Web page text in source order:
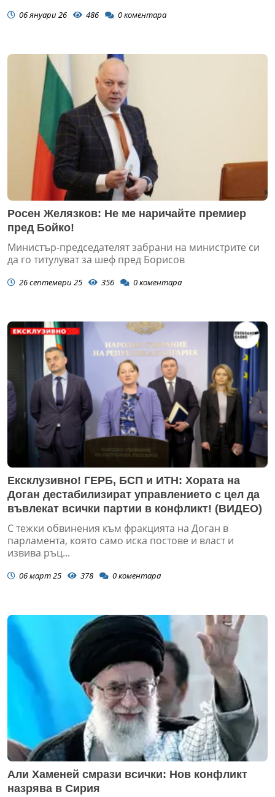
06 януари 26 486 0коментара
Росен Желязков: Не ме наричайте премиер
пред Бойко!
Министър-председателят забрани на министрите си
да го титулуват за шеф пред Борисов
26 септември 25 356 0коментара
Ексклузивно! ГЕРБ, БСП и ИТН: Хората на
Доган дестабилизират управлението с цел да
въвлекат всички партии в конфликт! (ВИДЕО)
С тежки обвинения към фракцията на Доган в
парламента, която само иска постове и власт и
извива ръц...
06 март 25 378 0коментара
Али Хаменей смрази всички: Нов конфликт
назрява в Сирия